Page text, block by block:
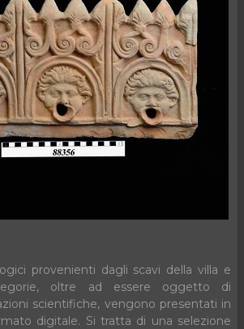
provenienti dagli scavi della villa e
oltre ad essere oggetto di
scientifiche, vengono presentati in
digitale. Si tratta di una selezione